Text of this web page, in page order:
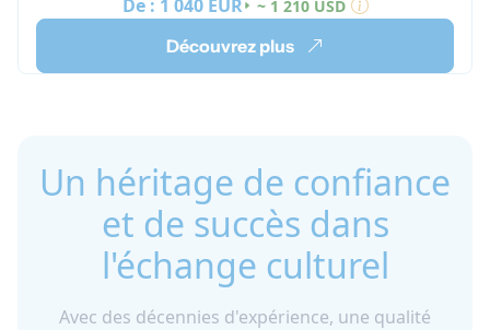
De : 1 040 EUR ~ 1 210 USD
Découvrez plus
Un héritage de confiance
et de succès dans
l'échange culturel
Avec des décennies d'expérience, une qualité